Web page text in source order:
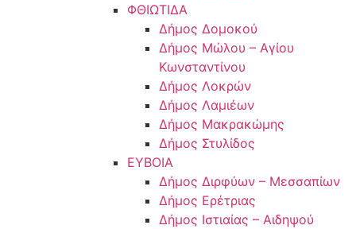
ΦΘΙΩΤΙΔΑ
Δήμος Δομοκού
Δήμος Μώλου – Αγίου
Κωνσταντίνου
Δήμος Λοκρών
Δήμος Λαμιέων
Δήμος Μακρακώμης
Δήμος Στυλίδος
ΕΥΒΟΙΑ
Δήμος Διρφύων – Μεσσαπίων
Δήμος Ερέτριας
Δήμος Ιστιαίας – Αιδηψού